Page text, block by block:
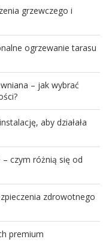
grzewczego i
ogrzewanie tarasu
– jak wybrać
aby działała
– czym różnią się od
zdrowotnego
premium